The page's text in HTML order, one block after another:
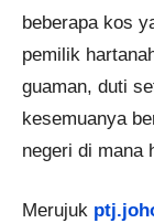
beberapa kos
pemilik
guaman, duti
kesemuanya
negeri di mana
Merujuk